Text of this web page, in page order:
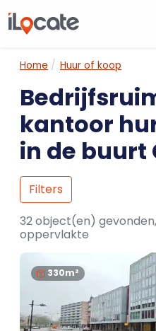
Home Huur of koop
kantoor
in de buurt
Filters
32 object(en)
oppervlakte
330m²